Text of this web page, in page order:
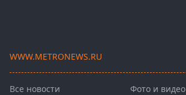
WWW.METRONEWS.RU
Все новости
Фото и видео